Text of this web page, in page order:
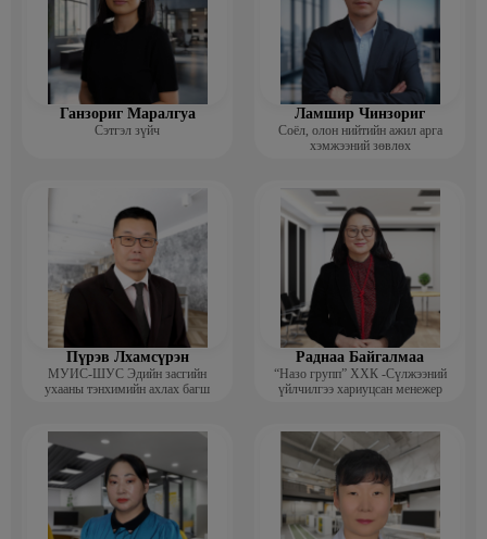
Ганзориг Маралгуа
Сэтгэл зүйч
Ламшир Чинзориг
Соёл, олон нийтийн ажил арга
хэмжээний зөвлөх
Пүрэв Лхамсүрэн
МУИС-ШУС Эдийн засгийн
ухааны тэнхимийн ахлах багш
Раднаа Байгалмаа
“Назо групп” ХХК -Сүлжээний
үйлчилгээ хариуцсан менежер